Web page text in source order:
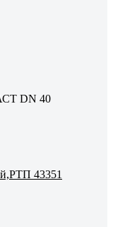
DN 40